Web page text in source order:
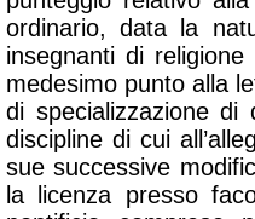
ordinario, data la
insegnanti di
medesimo punto alla
di specializzazione di
discipline di cui
sue successive
la licenza presso